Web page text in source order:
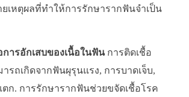
เหตุผลที่ทำให้การรักษารากฟันจำเป็น
การอักเสบของเนื้อในฟันการติดเชื้อ
รถเกิดจากฟันผุรุนแรง, การบาดเจ็บ,
ก. การรักษารากฟันช่วยขจัดเชื้อโรค